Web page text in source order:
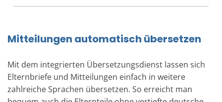
Mitteilungen automatisch übersetzen
Mit dem integrierten Übersetzungsdienst lassen sich
Elternbriefe und Mitteilungen einfach in weitere
zahlreiche Sprachen übersetzen. So erreicht man